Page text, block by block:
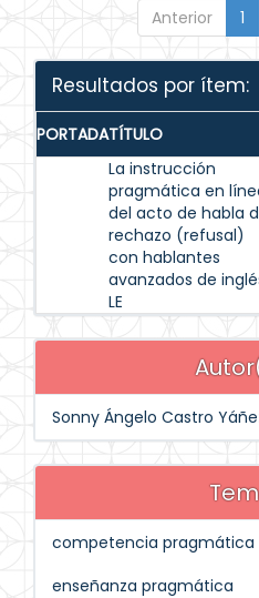
Anterior 1
Resultados por ítem:
PORTADATÍTULO
La instrucción
pragmática en
del acto de habla
rechazo (refusal)
con hablantes
avanzados de
LE
Sonny Ángelo Castro
competencia pragmática
enseñanza pragmática